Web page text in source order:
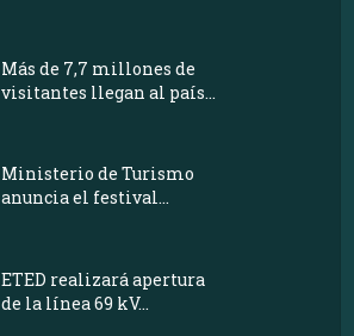
Más de 7,7 millones de
visitantes llegan al país...
Ministerio de Turismo
anuncia el festival...
ETED realizará apertura
de la línea 69 kV...